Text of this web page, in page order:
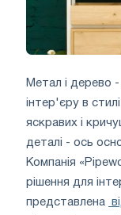
Метал і дерево
інтер'єру в стилі
яскравих і
деталі - ось
Компанія
рішення для
представлена ​​